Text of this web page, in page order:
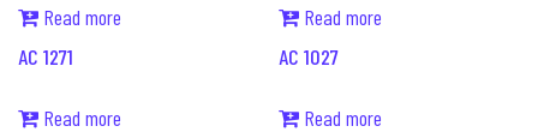
Read more
AC 1271
Read more
Read more
AC 1027
Read more